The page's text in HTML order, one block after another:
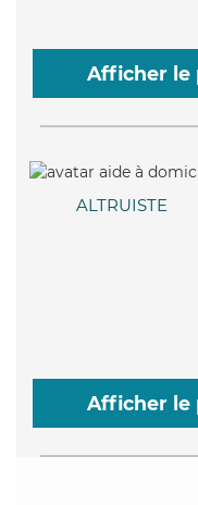
Afficher le
ALTRUISTE
Afficher le